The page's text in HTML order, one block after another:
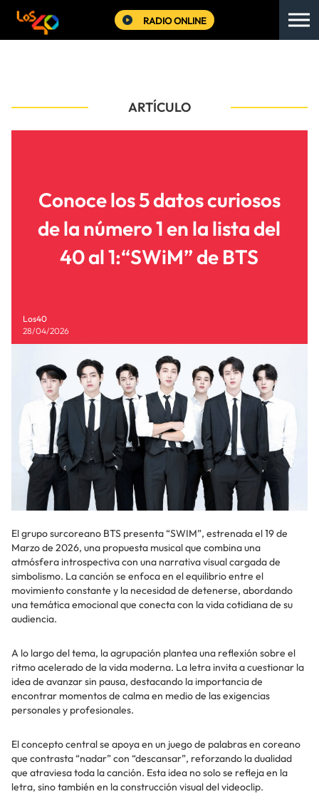
RADIO ONLINE
ARTÍCULO
Conoce los 5 datos curiosos
de la número 1 en la lista del
40 al 1:“SWiM” de BTS
Los40
28/04/2026
El grupo surcoreano BTS presenta “SWIM”, estrenada el 19 de
Marzo de 2026, una propuesta musical que combina una
atmósfera introspectiva con una narrativa visual cargada de
simbolismo. La canción se enfoca en el equilibrio entre el
movimiento constante y la necesidad de detenerse, abordando
una temática emocional que conecta con la vida cotidiana de su
audiencia.
A lo largo del tema, la agrupación plantea una reflexión sobre el
ritmo acelerado de la vida moderna. La letra invita a cuestionar la
idea de avanzar sin pausa, destacando la importancia de
encontrar momentos de calma en medio de las exigencias
personales y profesionales.
El concepto central se apoya en un juego de palabras en coreano
que contrasta “nadar” con “descansar”, reforzando la dualidad
que atraviesa toda la canción. Esta idea no solo se refleja en la
letra, sino también en la construcción visual del videoclip.